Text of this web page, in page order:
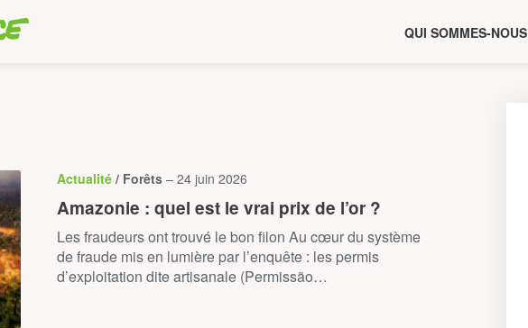
QUI SOMMES-
Actualité / Forêts – 24 juin 2026
Amazonie : quel est le vrai prix de l’or ?
Les fraudeurs ont trouvé le bon filon Au cœur du système
de fraude mis en lumière par l’enquête : les permis
d’exploitation dite artisanale (Permissão…